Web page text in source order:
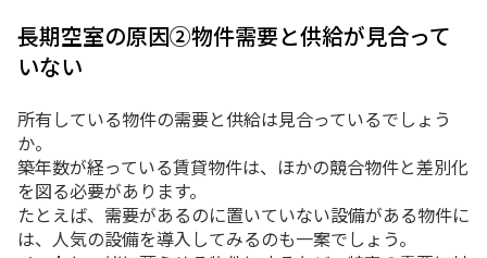
長期空室の原因②物件需要と供給が見合って
いない
所有している物件の需要と供給は見合っているでしょう
か。
築年数が経っている賃貸物件は、ほかの競合物件と差別化
を図る必要があります。
たとえば、需要があるのに置いていない設備がある物件に
は、人気の設備を導入してみるのも一案でしょう。